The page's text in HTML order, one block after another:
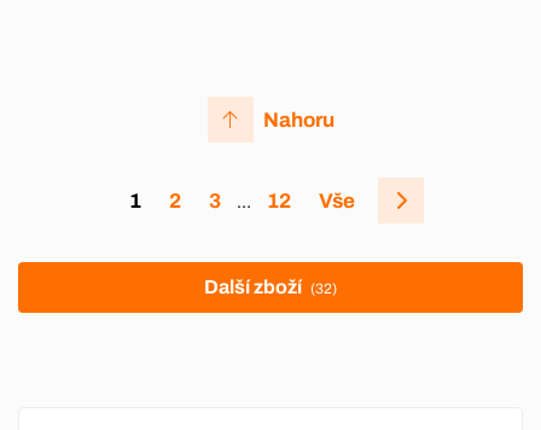
1 2 3 … 12 Vše
Nahoru
Další zboží (32)